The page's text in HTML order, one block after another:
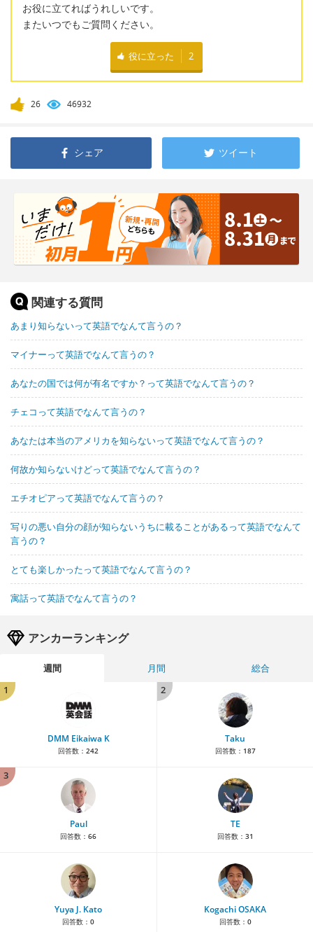
お役に立てればうれしいです。
またいつでもご質問ください。
役に立った 2
26 46932
シェア ツイート
関連する質問
あまり知らないって英語でなんて言うの？
マイナーって英語でなんて言うの？
あなたの国では何が有名ですか？って英語でなんて言うの？
チェコって英語でなんて言うの？
あなたは本当のアメリカを知らないって英語でなんて言うの？
何故か知らないけどって英語でなんて言うの？
エチオピアって英語でなんて言うの？
写りの悪い自分の顔が知らないうちに載ることがあるって英語でなんて
言うの？
とても楽しかったって英語でなんて言うの？
寓話って英語でなんて言うの？
アンカーランキング
週間 月間
総合
1
DMM Eikaiwa K
回答数： 242
2
Taku
回答数： 187
3
Paul
回答数： 66
TE
回答数： 31
Yuya J. Kato
回答数： 0
Kogachi OSAKA
回答数： 0